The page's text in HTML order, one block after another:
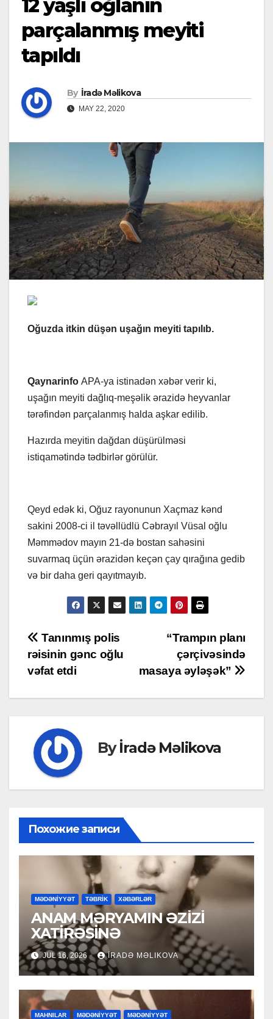
12 yaşlı oğlanın
parçalanmış meyiti
tapıldı
By İradə Məlikova
MAY 22, 2020
Oğuzda itkin düşən uşağın meyiti tapılıb.
Qaynarinfo APA-ya istinadən xəbər verir ki,
uşağın meyiti dağlıq-meşəlik ərazidə heyvanlar
tərəfindən parçalanmış halda aşkar edilib.
Hazırda meyitin dağdan düşürülməsi
istiqamətində tədbirlər görülür.
Qeyd edək ki, Oğuz rayonunun Xaçmaz kənd
sakini 2008-ci il təvəllüdlü Cəbrayıl Vüsal oğlu
Məmmədov mayın 21-də bostan sahəsini
suvarmaq üçün ərazidən keçən çay qırağına gedib
və bir daha geri qayıtmayıb.
Post
navigation
“Trampın planı
çərçivəsində
masaya əyləşək”
Tanınmış polis
rəisinin gənc oğlu
vəfat etdi
Byİradə Məlikova
Похожие записи
MƏDƏNİYYƏT TƏBRİK XƏBƏRLƏR
ANAM MƏRYAMIN ƏZİZİ
XATİRƏSİNƏ
JUL 16, 2026 İRADƏ MƏLIKOVA
MAHNILAR MƏDƏNİYYƏT MƏDƏNİYYƏT